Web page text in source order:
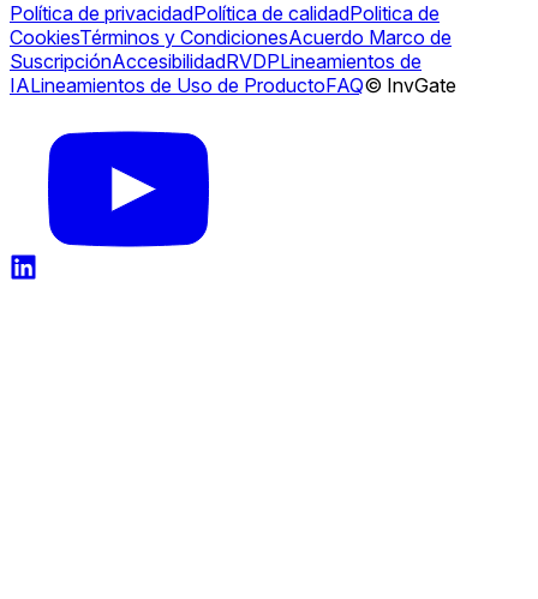
Política de privacidadPolítica de calidadPolitica de
CookiesTérminos y CondicionesAcuerdo Marco de
SuscripciónAccesibilidadRVDPLineamientos de
IALineamientos de Uso de ProductoFAQ© InvGate